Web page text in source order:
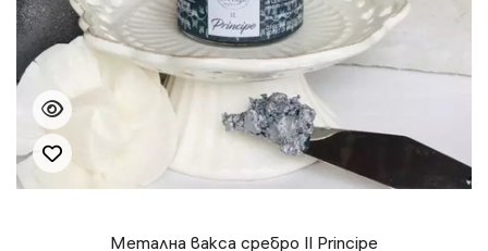
Метална вакса сребро Il Principe